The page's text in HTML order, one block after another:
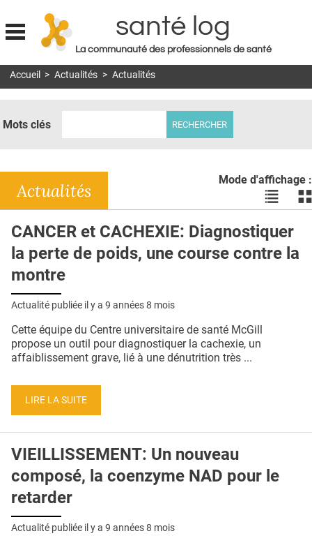
Jump to navigation
santé log
La communauté des professionnels de santé
MON COMPTE
DOSSIERS
RÉSEAUX
E-REVUE SAD
THÉMA
L'APP
PUBLICITÉ
CONTACT
Accueil > Actualités > Actualités
Mots clés
Mode d'affichage :
Voir
les
en
liste
les
Actualités
CANCER et CACHEXIE: Diagnostiquer
la perte de poids, une course contre la
montre
Actualité publiée il y a 9 années 8 mois
Cette équipe du Centre universitaire de santé McGill
propose un outil pour diagnostiquer la cachexie, un
affaiblissement grave, lié à une dénutrition très ...
LIRE LA SUITE
VIEILLISSEMENT: Un nouveau
composé, la coenzyme NAD pour le
retarder
Actualité publiée il y a 9 années 8 mois